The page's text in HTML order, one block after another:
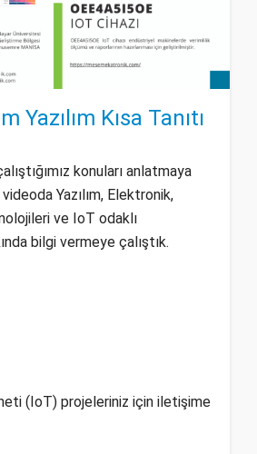
Yazılım Kısa Tanıtı
konuları anlatmaya
videoda Yazılım, Elektronik,
ve IoT odaklı
bilgi vermeye çalıştık.
(IoT) projeleriniz için iletişime